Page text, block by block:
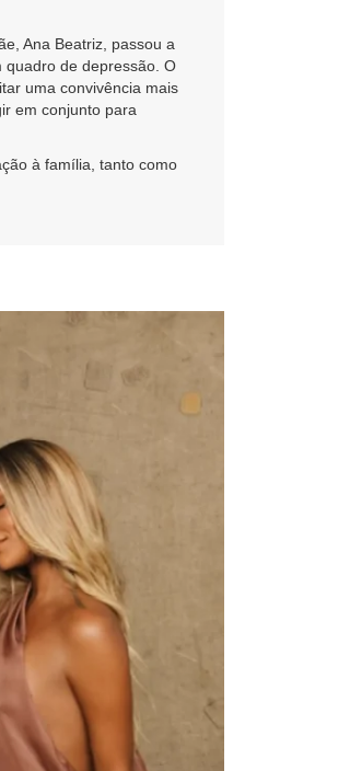
Ana Beatriz, passou a
quadro de depressão. O
uma convivência mais
em conjunto para
à família, tanto como